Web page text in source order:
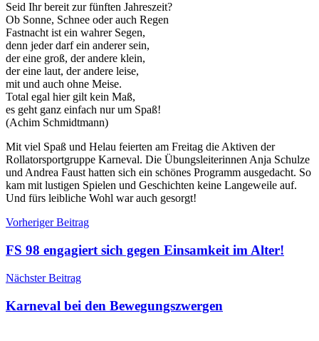
Seid Ihr bereit zur fünften Jahreszeit?
Ob Sonne, Schnee oder auch Regen
Fastnacht ist ein wahrer Segen,
denn jeder darf ein anderer sein,
der eine groß, der andere klein,
der eine laut, der andere leise,
mit und auch ohne Meise.
Total egal hier gilt kein Maß,
es geht ganz einfach nur um Spaß!
(Achim Schmidtmann)
Mit viel Spaß und Helau feierten am Freitag die Aktiven der
Rollatorsportgruppe Karneval. Die Übungsleiterinnen Anja Schulze
und Andrea Faust hatten sich ein schönes Programm ausgedacht. So
kam mit lustigen Spielen und Geschichten keine Langeweile auf.
Und fürs leibliche Wohl war auch gesorgt!
Beitragsnavigation
Vorheriger Beitrag
FS 98 engagiert sich gegen Einsamkeit im Alter!
Nächster Beitrag
Karneval bei den Bewegungszwergen